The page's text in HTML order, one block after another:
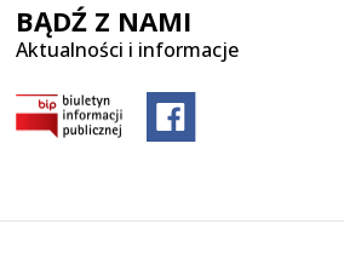
BĄDŹ Z NAMI
Aktualności i informacje